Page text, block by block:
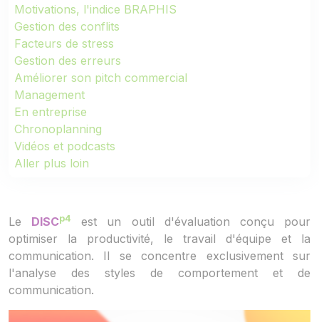
Motivations, l'indice BRAPHIS
Gestion des conflits
Facteurs de stress
Gestion des erreurs
Améliorer son pitch commercial
Management
En entreprise
Chronoplanning
Vidéos et podcasts
Aller plus loin
Le DISCp4
est un outil d'évaluation conçu pour
optimiser la productivité, le travail d'équipe et la
communication. Il se concentre exclusivement sur
l'analyse des styles de comportement et de
communication.